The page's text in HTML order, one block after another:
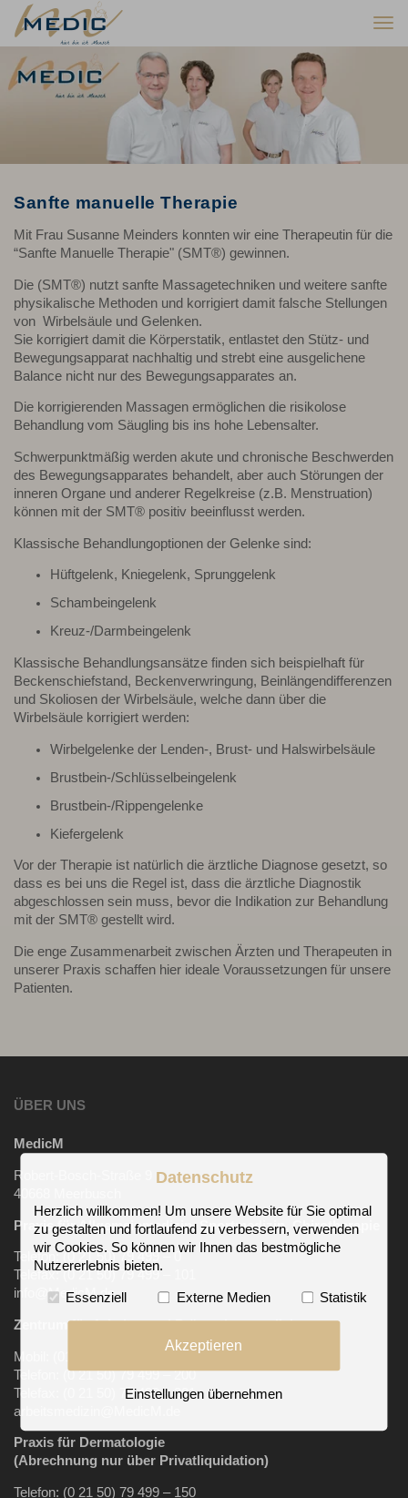
Sanfte manuelle Therapie
Mit Frau Susanne Meinders konnten wir eine Therapeutin für die
“Sanfte Manuelle Therapie" (SMT®) gewinnen.
Die (SMT®) nutzt sanfte Massagetechniken und weitere sanfte
physikalische Methoden und korrigiert damit falsche Stellungen
von Wirbelsäule und Gelenken.
Sie korrigiert damit die Körperstatik, entlastet den Stütz- und
Bewegungsapparat nachhaltig und strebt eine ausgelichene
Balance nicht nur des Bewegungsapparates an.
Die korrigierenden Massagen ermöglichen die risikolose
Behandlung vom Säugling bis ins hohe Lebensalter.
Schwerpunktmäßig werden akute und chronische Beschwerden
des Bewegungsapparates behandelt, aber auch Störungen der
inneren Organe und anderer Regelkreise (z.B. Menstruation)
können mit der SMT® positiv beeinflusst werden.
Klassische Behandlungoptionen der Gelenke sind:
Hüftgelenk, Kniegelenk, Sprunggelenk
Schambeingelenk
Kreuz-/Darmbeingelenk
Klassische Behandlungsansätze finden sich beispielhaft für
Beckenschiefstand, Beckenverwringung, Beinlängendifferenzen
und Skoliosen der Wirbelsäule, welche dann über die
Wirbelsäule korrigiert werden:
Wirbelgelenke der Lenden-, Brust- und Halswirbelsäule
Brustbein-/Schlüsselbeingelenk
Brustbein-/Rippengelenke
Kiefergelenk
Vor der Therapie ist natürlich die ärztliche Diagnose gesetzt, so
dass es bei uns die Regel ist, dass die ärztliche Diagnostik
abgeschlossen sein muss, bevor die Indikation zur Behandlung
mit der SMT® gestellt wird.
Die enge Zusammenarbeit zwischen Ärzten und Therapeuten in
unserer Praxis schaffen hier ideale Voraussetzungen für unsere
Patienten.
ÜBER UNS
MedicM
Robert-Bosch-Straße 9
40668 Meerbusch
Praxis für Allgemeinmedizin, Sportmedizin, Chirotherapie
Telefon: (0 21 50) 79 499 – 0
Telefax: (0 21 50) 79 499 – 101
info@MedicM.de
Zentrum für Arbeits-und Präventionsmedizin
Mobil:
Telefon: (0 21 50) 79 499 – 200
Telefax: (0 21 50) 79 499 – 201
arbeitsmedizin@MedicM.de
Praxis für Dermatologie
(Abrechnung nur über Privatliquidation)
Telefon: (0 21 50) 79 499 – 150
Datenschutz
Herzlich willkommen! Um unsere Website für Sie optimal
zu gestalten und fortlaufend zu verbessern, verwenden
wir Cookies. So können wir Ihnen das bestmögliche
Nutzererlebnis bieten.
Essenziell Externe Medien Statistik
Akzeptieren
Einstellungen übernehmen